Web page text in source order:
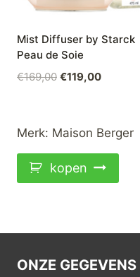
Mist Diffuser by Starck
Peau de Soie
€169,00 Oorspronkelijke
€169,00.
€119,00Huidige
€119,00.
Merk: Maison Berger
kopen
ONZE GEGEVENS